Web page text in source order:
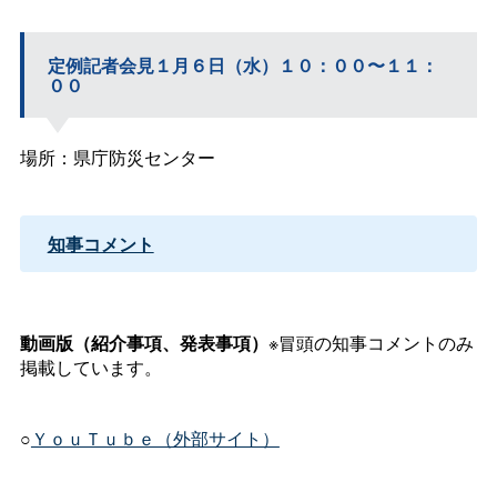
定例記者会見１月６日（水）１０：００〜１１：
００
場所：県庁防災センター
知事コメント
動画版（紹介事項、発表事項） ※冒頭の知事コメントのみ
掲載しています。
○ＹｏｕＴｕｂｅ（外部サイト）